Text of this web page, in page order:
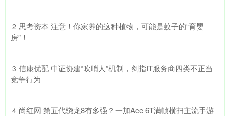
2 ​思考资本 注意！你家养的这种植物，可能是蚊子的“育婴
房”！
3 ​信康优配 中证协建“吹哨人”机制，剑指IT服务商四类不正当
竞争行为
4 ​尚红网 第五代骁龙8有多强？一加Ace 6T满帧横扫主流手游